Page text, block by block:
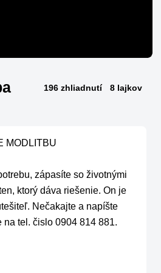
196 zhliadnutí 8 lajkov
MODLITBU
zápasíte so životnými
ktorý dáva riešenie. On je
Nečakajte a napíšte
na tel. čislo 0904 814 881.